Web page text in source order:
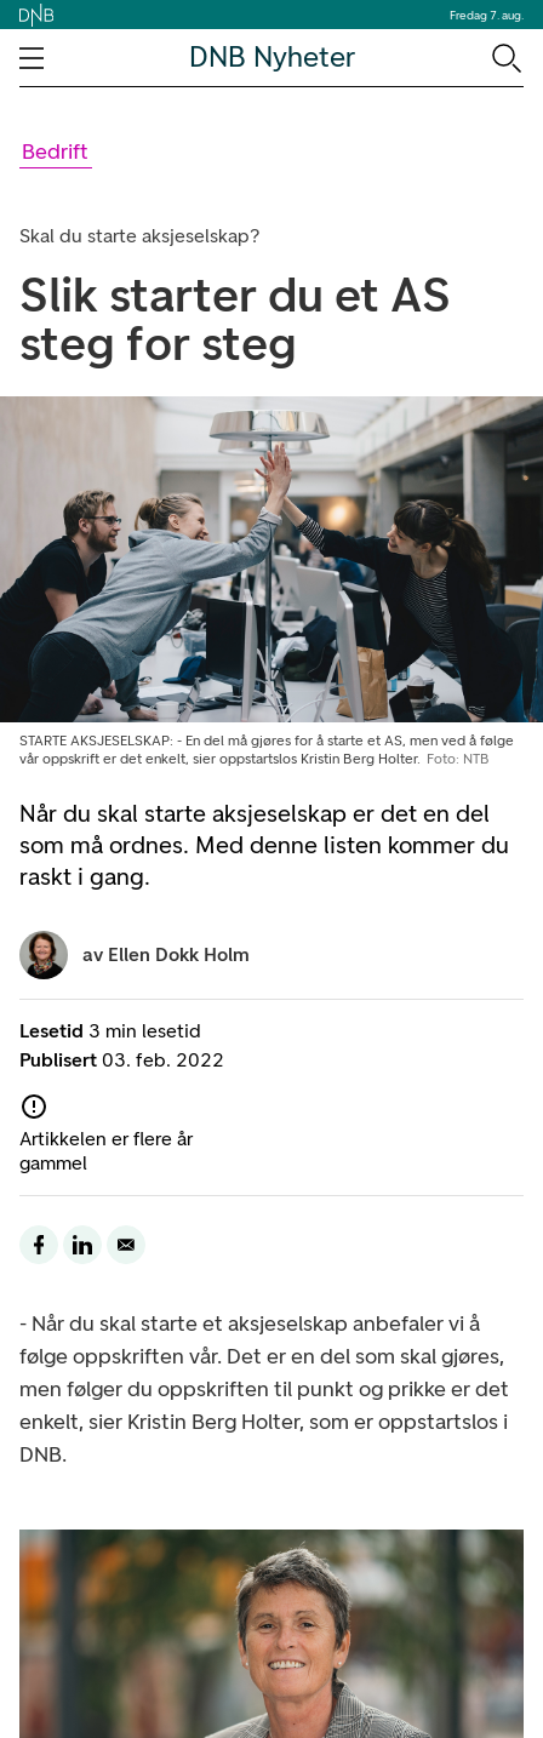
Fredag 7. aug.
DNB Nyheter
Bedrift
Skal du starte aksjeselskap?
Slik starter du et AS
steg for steg
Når du skal starte aksjeselskap er det en del
som må ordnes. Med denne listen kommer du
raskt i gang.
STARTE AKSJESELSKAP: - En del må gjøres for å starte et AS, men ved å følge
vår oppskrift er det enkelt, sier oppstartslos Kristin Berg Holter. Foto: NTB
Lesetid 3 min lesetid
Publisert 03. feb. 2022
Artikkelen er flere år
gammel
av Ellen Dokk Holm
- Når du skal starte et aksjeselskap anbefaler vi å
følge oppskriften vår. Det er en del som skal gjøres,
men følger du oppskriften til punkt og prikke er det
enkelt, sier Kristin Berg Holter, som er oppstartslos i
DNB.